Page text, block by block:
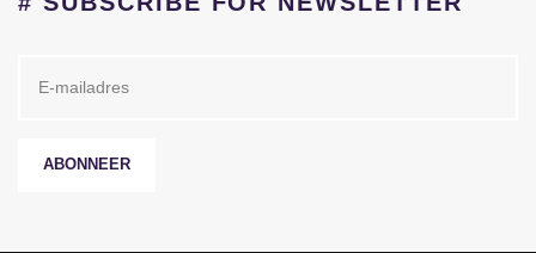
ABONNEER